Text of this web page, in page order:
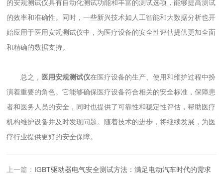
的安规测试仪具有自动化测试功能和丰富的测试选项，能够提高测试
的效率和准确性。同时，一些新兴技术如人工智能和大数据分析也开
始应用于医用安规测试仪中，为医疗设备的安全性评估提供更加全面
和精确的数据支持。
总之， 医用安规测试仪在医疗设备的生产、使用和维护过程中扮
演着重要的角色。它能够确保医疗设备符合相关的安全标准，保障患
者和医务人员的安全，同时也提供了可靠性和稳定性评估，帮助医疗
机构维护设备并及时发现问题。随着技术的进步，将继续发展，为医
疗行业提供更好的安全保障。
上一篇： IGBT驱动器电气安全测试方法：满足电动汽车时代的需求